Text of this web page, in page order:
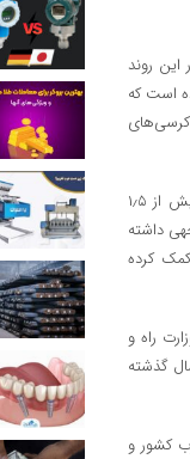
روند
است که
کشوری کرسی‌های
رئیس دانشگاه آزاد اسلامی همدان افزود: همچنین در بخش علوم پزشکی، دانشگاه موفق به صرفه‌جویی بیش از ۱٫۵
داشته
کرده
راه و
گذشته
کشور و